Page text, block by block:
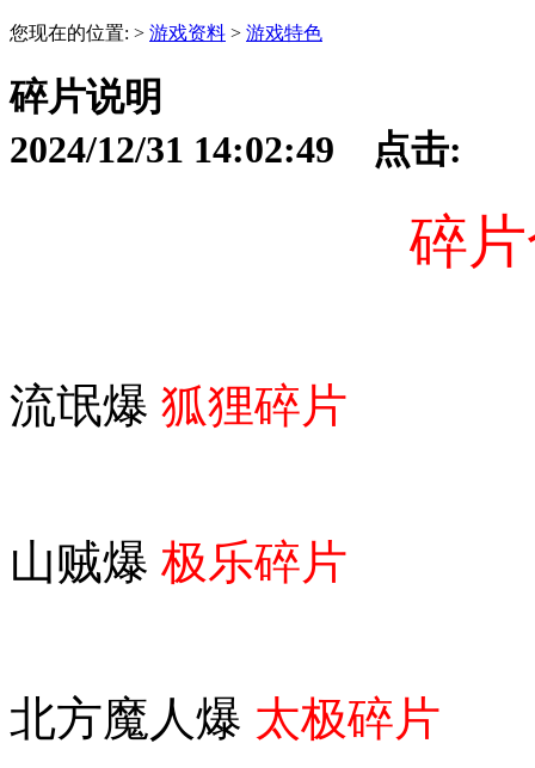
您现在的位置: > 游戏资料 > 游戏特色
碎片说明
2024/12/31 14:02:49 点击:
碎
流氓爆 狐狸碎片
山贼爆 极乐碎片
北方魔人爆 太极碎片